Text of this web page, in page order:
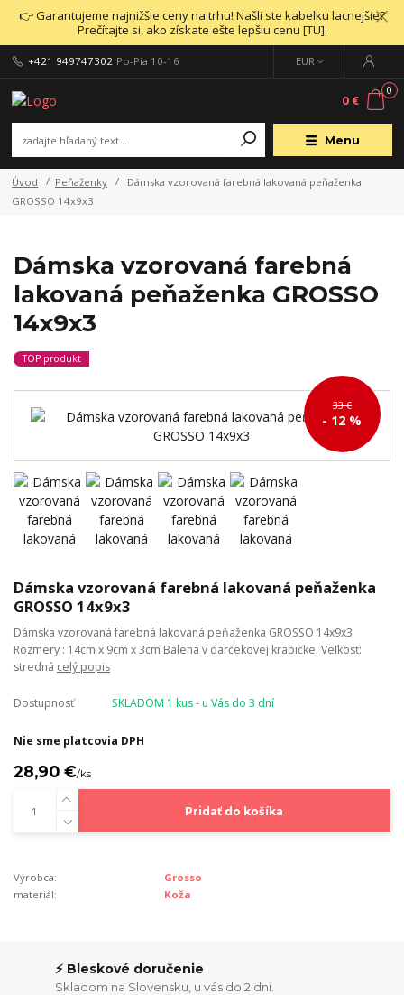
👉 Garantujeme najnižšie ceny na trhu! Našli ste kabelku lacnejšie?
Prečítajte si, ako získate ešte lepšiu cenu [TU].
Menu
EUR
+421 949747302 Po-Pia 10-16
0
0 €
Úvod Peňaženky
Dámska vzorovaná farebná lakovaná peňaženka
GROSSO 14x9x3
Dámska vzorovaná farebná
lakovaná peňaženka GROSSO
14x9x3
TOP produkt
33 €
- 12 %
Dámska vzorovaná farebná lakovaná peňaženka
GROSSO 14x9x3
Dámska vzorovaná farebná lakovaná peňaženka GROSSO 14x9x3
Rozmery : 14cm x 9cm x 3cm Balená v darčekovej krabičke. Veľkosť:
stredná celý popis
Dostupnosť SKLADOM 1 kus - u Vás do 3 dní
Nie sme platcovia DPH
28,90 €/ks
Pridať do košíka
Výrobca:
Grosso
materiál:
Koža
⚡ Bleskové doručenie
Skladom na Slovensku, u vás do 2 dní.